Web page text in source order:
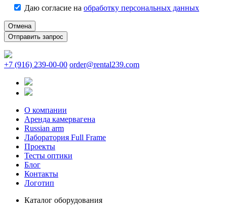
Даю согласие на обработку персональных данных
Отмена
+7 (916) 239-00-00 order@rental239.com
О компании
Аренда камервагена
Russian arm
Лаборатория Full Frame
Проекты
Тесты оптики
Блог
Контакты
Логотип
Каталог оборудования